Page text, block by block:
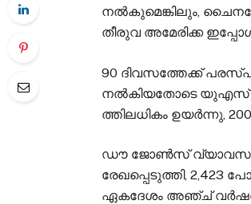
നൽകുമെങ്കിലും,
തീരുവ അമേരിക്ക
90 ദിവസത്തേക്ക്
നൽകിയതോടെ യുഎസ്
ത്തിലധികം ഉയർന്നു,
ഡൗ ജോൺസ്
രേഖപ്പെടുത്തി, 2,423
ഏകദേശം അഞ്ച്